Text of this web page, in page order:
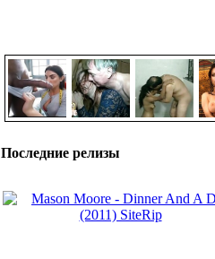
Последние релизы